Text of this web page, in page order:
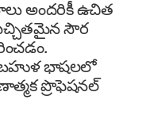
అందరికీ ఉచిత
సౌర
బహుళ భాషలలో
ప్రొఫెషనల్